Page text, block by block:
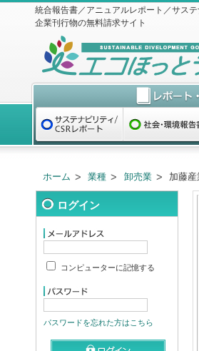
統合報告書／アニュアルレポート／サス
企業刊行物の無料請求サイト
ホーム 業種 卸売業 加藤
ログイン
コンピューターに記憶する
パスワードを忘れた方はこちら